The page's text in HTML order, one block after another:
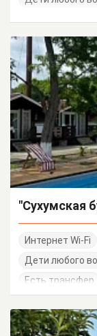
"Сухумская
Интернет Wi-Fi
Дети любого
Есть трансфер